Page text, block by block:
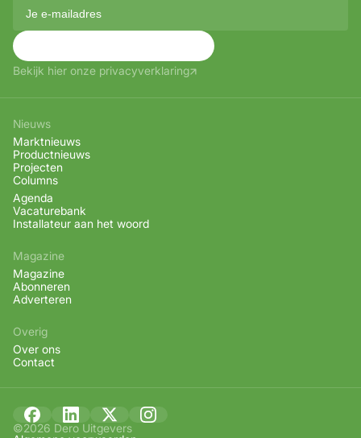
Bekijk hier onze privacyverklaring
Nieuws
Marktnieuws
Productnieuws
Projecten
Columns
Agenda
Vacaturebank
Installateur aan het woord
Magazine
Magazine
Abonneren
Adverteren
Overig
Over ons
Contact
©2026 Dero Uitgevers